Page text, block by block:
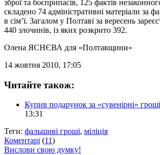
зброї та боєприпасів, 125 фактів
складено 74 адміністративні матеріали за
в сім’ї. Загалом у Полтаві за вересень
440 злочинів, із яких розкрито 392.
Олена ЯСНЄВА для «Полтавщини»
14 жовтня 2010, 17:05
Читайте також:
Купив подарунок за «сувенірні» гроші
13:31
Теги: фальшиві гроші, міліція
Коментарі (11)
Вислови свою думку!